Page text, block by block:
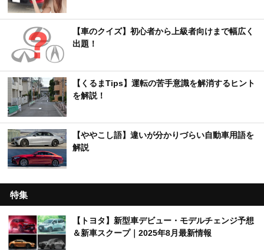
【車のクイズ】初心者から上級者向けまで幅広く
出題！
【くるまTips】運転の苦手意識を解消するヒント
を解説！
【ややこし語】違いが分かりづらい自動車用語を
解説
特集
【トヨタ】新型車デビュー・モデルチェンジ予想
＆新車スクープ｜2025年8月最新情報